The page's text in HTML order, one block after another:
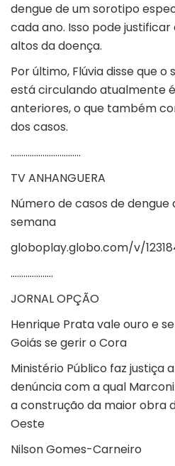
dengue de um sorotipo
cada ano. Isso pode
altos da doença.
Por último, Flúvia disse que
está circulando atualmente
anteriores, o que também
dos casos.
……………………………
TV ANHANGUERA
Número de casos de
semana
globoplay.globo.com/v/
………………..
JORNAL OPÇÃO
Henrique Prata vale ouro e
Goiás se gerir o Cora
Ministério Público faz justiça
denúncia com a qual
a construção da maior obra
Oeste
Nilson Gomes-Carneiro